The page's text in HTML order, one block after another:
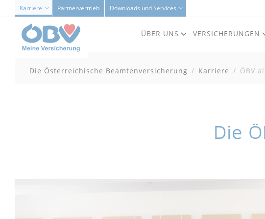
Karriere Partnervertrieb Downloads und Services
ÜBER UNS VERSICHERUNGEN
Die Österreichische Beamtenversicherung Karriere ÖBV
Die